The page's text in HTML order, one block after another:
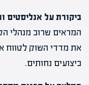
ביקורת על אנליסטים
המראים שרוב מנהלי
את מדדי השוק לטווח
ביצועים נחותים.